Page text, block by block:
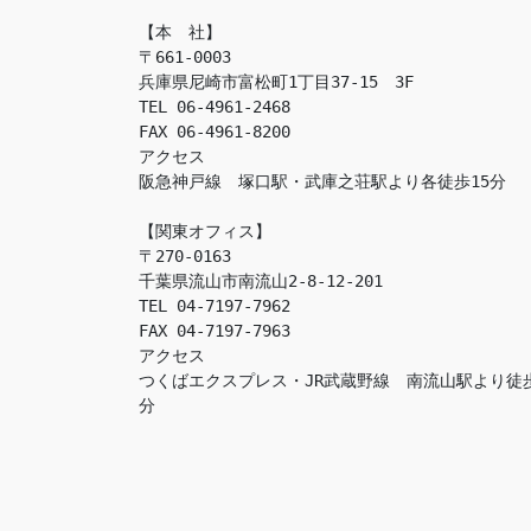
【本　社】
〒661-0003
兵庫県尼崎市富松町1丁目37-15　3F
TEL 06-4961-2468
FAX 06-4961-8200
アクセス
阪急神戸線　塚口駅・武庫之荘駅より各徒歩15分
【関東オフィス】
〒270-0163
千葉県流山市南流山2-8-12-201
TEL 04-7197-7962
FAX 04-7197-7963
アクセス
つくばエクスプレス・JR武蔵野線　南流山駅より徒
分